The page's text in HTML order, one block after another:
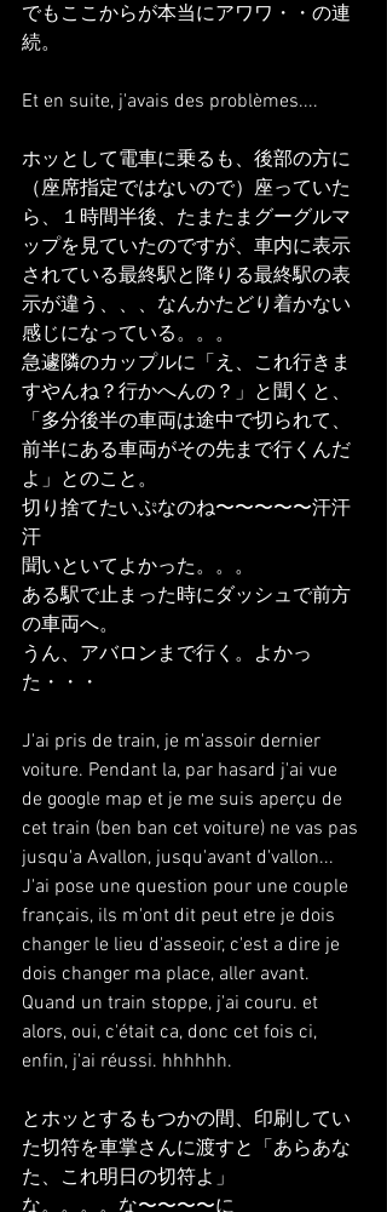
でもここからが本当にアワワ・・の連
続。
Et en suite, j'avais des problèmes....
ホッとして電車に乗るも、後部の方に
（座席指定ではないので）座っていた
ら、１時間半後、たまたまグーグルマ
ップを見ていたのですが、車内に表示
されている最終駅と降りる最終駅の表
示が違う、、、なんかたどり着かない
感じになっている。。。
急遽隣のカップルに「え、これ行きま
すやんね？行かへんの？」と聞くと、
「多分後半の車両は途中で切られて、
前半にある車両がその先まで行くんだ
よ」とのこと。
切り捨てたいぷなのね〜〜〜〜〜汗汗
汗
聞いといてよかった。。。
ある駅で止まった時にダッシュで前方
の車両へ。
うん、アバロンまで行く。よかっ
た・・・
J'ai pris de train, je m'assoir dernier
voiture. Pendant la, par hasard j'ai vue
de google map et je me suis aperçu de
cet train (ben ban cet voiture) ne vas pas
jusqu'a Avallon, jusqu'avant d'vallon...
J'ai pose une question pour une couple
français, ils m'ont dit peut etre je dois
changer le lieu d'asseoir, c'est a dire je
dois changer ma place, aller avant.
Quand un train stoppe, j'ai couru. et
alors, oui, c'était ca, donc cet fois ci,
enfin, j'ai réussi. hhhhhh.
とホッとするもつかの間、印刷してい
た切符を車掌さんに渡すと「あらあな
た、これ明日の切符よ」
な。。。。な〜〜〜〜に